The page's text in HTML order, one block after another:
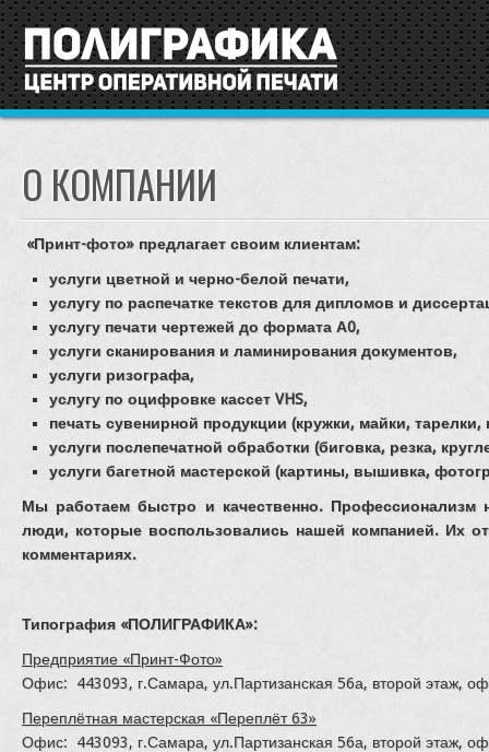
О КОМПАНИИ
«Принт-фото» предлагает своим клиентам:
услуги цветной и черно-белой печати,
услугу по распечатке текстов для дипломов и
услугу печати чертежей до формата А0,
услуги сканирования и ламинирования документов,
услуги ризографа,
услугу по оцифровке кассет VHS,
печать сувенирной продукции (кружки, майки, тарелки,
услуги послепечатной обработки (биговка, резка,
услуги багетной мастерской (картины, вышивка,
Мы работаем быстро и качественно. Профессионализм
люди, которые воспользовались нашей компанией. Их
комментариях.
Типография «ПОЛИГРАФИКА»:
Предприятие «Принт-Фото»
Офис: 443093, г.Самара, ул.Партизанская 56а, второй этаж,
Переплётная мастерская «Переплёт 63»
Офис: 443093, г.Самара, ул.Партизанская 56а, второй этаж,